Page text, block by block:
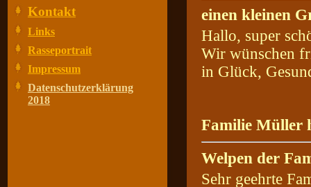
Kontakt
Links
Rasseportrait
Impressum
Datenschutzerklärung
2018
einen kleinen
Hallo, super
Wir wünschen
in Glück,
Familie Müller
Welpen der
Sehr geehrte